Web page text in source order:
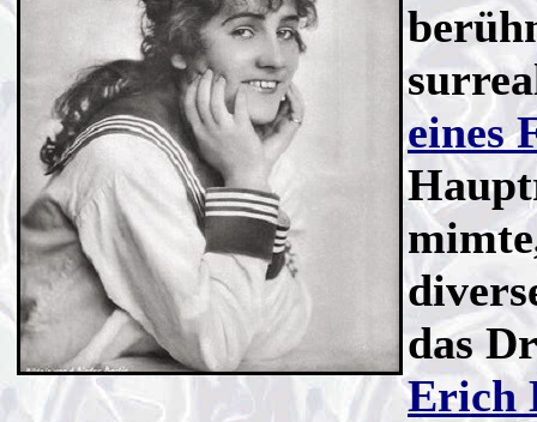
eines
das
Erich